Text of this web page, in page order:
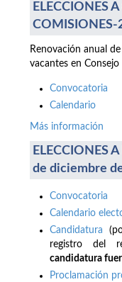
ELECCIONES
COMISIONES-
Renovación anual
vacantes en
Convocatoria
Calendario
Más información
ELECCIONES
de diciembre
Convocatoria
Calendario
Candidatura
registro del
candidatura
Proclamación